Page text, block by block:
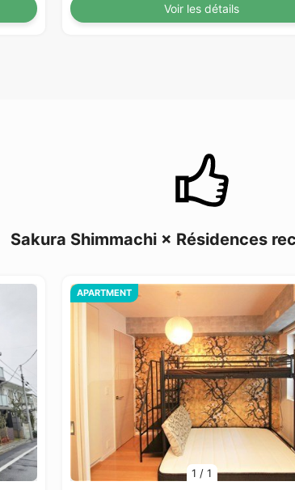
Voir les détails
Sakura Shimmachi × Résidences
1 /1
APARTMENT